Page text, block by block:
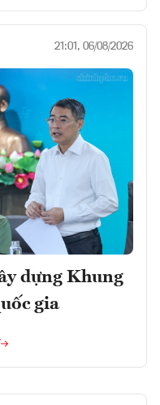
21:01, 06/08/2026
dựng Khung
gia